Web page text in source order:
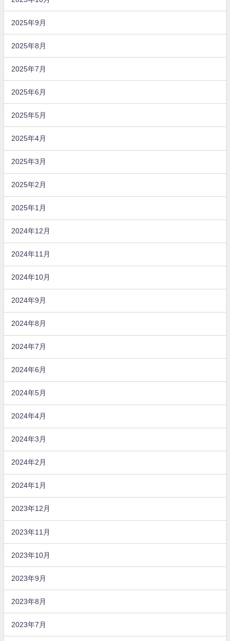
2025年9月
2025年8月
2025年7月
2025年6月
2025年5月
2025年4月
2025年3月
2025年2月
2025年1月
2024年12月
2024年11月
2024年10月
2024年9月
2024年8月
2024年7月
2024年6月
2024年5月
2024年4月
2024年3月
2024年2月
2024年1月
2023年12月
2023年11月
2023年10月
2023年9月
2023年8月
2023年7月